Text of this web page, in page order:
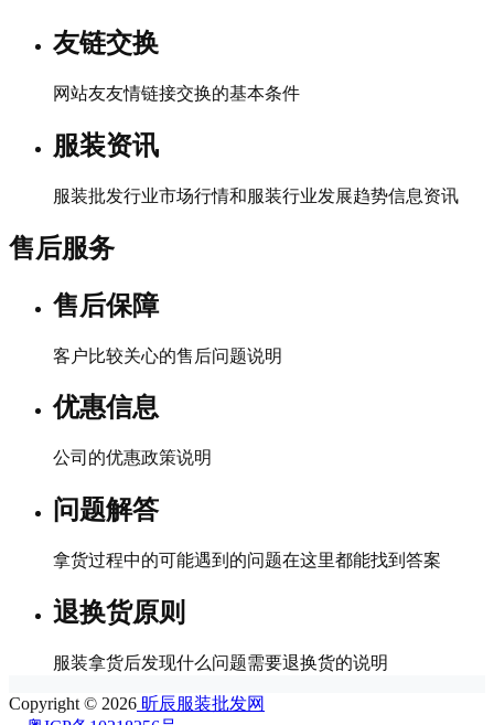
友链交换
网站友友情链接交换的基本条件
服装资讯
服装批发行业市场行情和服装行业发展趋势信息资讯
售后服务
售后保障
客户比较关心的售后问题说明
优惠信息
公司的优惠政策说明
问题解答
拿货过程中的可能遇到的问题在这里都能找到答案
退换货原则
服装拿货后发现什么问题需要退换货的说明
Copyright © 2026 昕辰服装批发网